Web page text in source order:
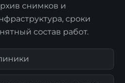
снимков и
сроки
состав работ.
обработки